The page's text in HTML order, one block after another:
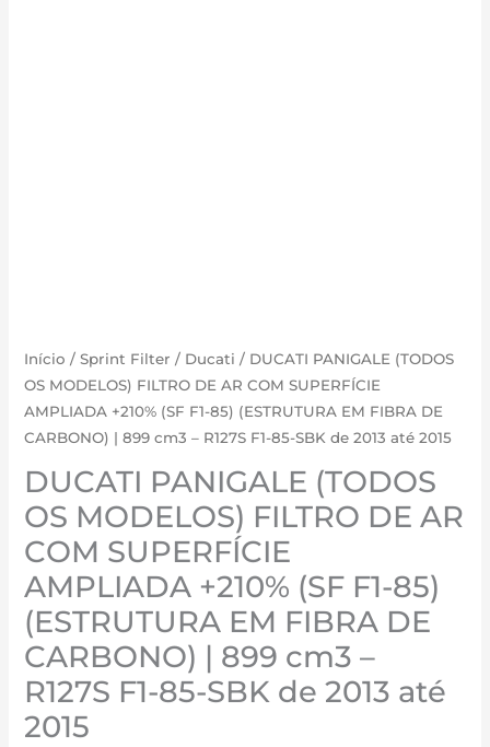
Início /Sprint Filter / Ducati / DUCATI PANIGALE (TODOS
OS MODELOS) FILTRO DE AR COM SUPERFÍCIE
AMPLIADA +210% (SF F1-85) (ESTRUTURA EM FIBRA DE
CARBONO) | 899 cm3 – R127S F1-85-SBK de 2013 até 2015
DUCATI PANIGALE (TODOS
OS MODELOS) FILTRO DE AR
COM SUPERFÍCIE
AMPLIADA +210% (SF F1-85)
(ESTRUTURA EM FIBRA DE
CARBONO) | 899 cm3 –
R127S F1-85-SBK de 2013 até
2015